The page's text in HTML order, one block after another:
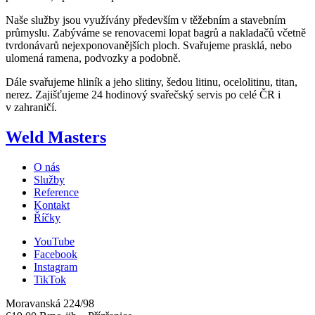
Naše služby jsou využívány především v těžebním a stavebním
průmyslu. Zabýváme se renovacemi lopat bagrů a nakladačů včetně
tvrdonávarů nejexponovanějších ploch. Svařujeme prasklá, nebo
ulomená ramena, podvozky a podobně.
Dále svařujeme hliník a jeho slitiny, šedou litinu, ocelolitinu, titan,
nerez. Zajišťujeme 24 hodinový svařečský servis po celé ČR i
v zahraničí.
Weld Masters
O nás
Služby
Reference
Kontakt
Říčky
YouTube
Facebook
Instagram
TikTok
Moravanská 224/98